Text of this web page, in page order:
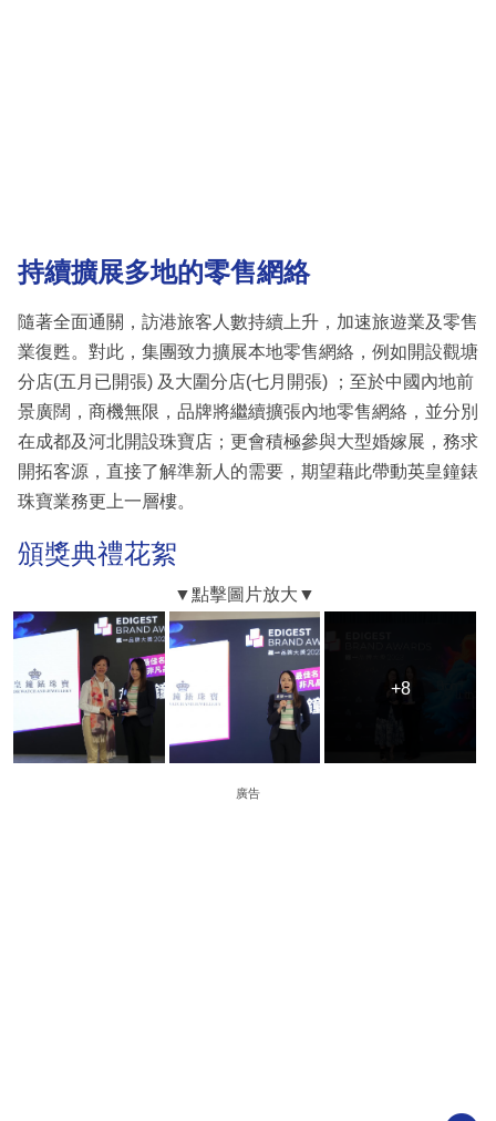
持續擴展多地的零售網絡
隨著全面通關，訪港旅客人數持續上升，加速旅遊業及零售
業復甦。對此，集團致力擴展本地零售網絡，例如開設觀塘
分店(五月已開張) 及大圍分店(七月開張) ；至於中國內地前
景廣闊，商機無限，品牌將繼續擴張內地零售網絡，並分別
在成都及河北開設珠寶店；更會積極參與大型婚嫁展，務求
開拓客源，直接了解準新人的需要，期望藉此帶動英皇鐘錶
珠寶業務更上一層樓。
頒獎典禮花絮
+8
+8
廣告